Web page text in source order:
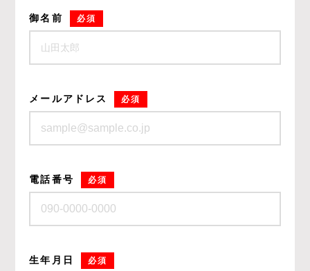
御名前 必須
メールアドレス 必須
電話番号 必須
生年月日 必須